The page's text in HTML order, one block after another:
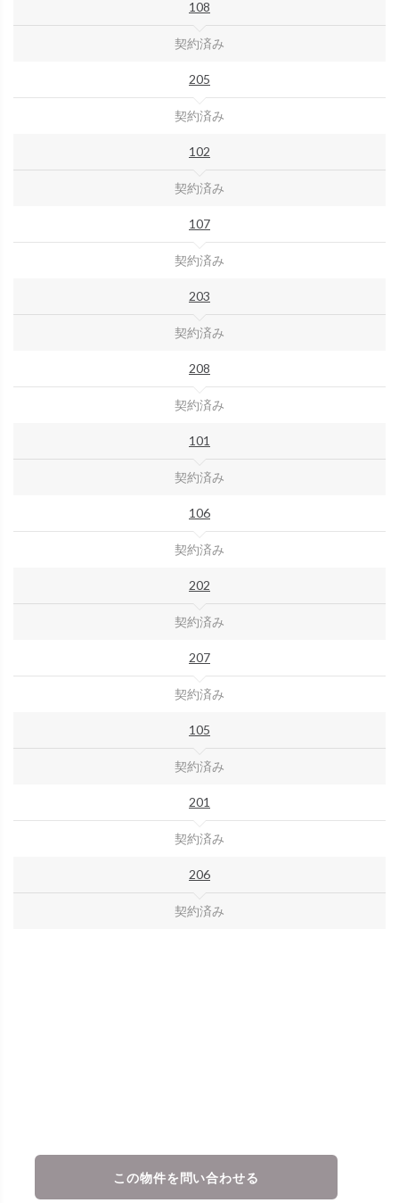
108
契約済み
205
契約済み
102
契約済み
107
契約済み
203
契約済み
208
契約済み
101
契約済み
106
契約済み
202
契約済み
207
契約済み
105
契約済み
201
契約済み
206
契約済み
この物件を問い合わせる